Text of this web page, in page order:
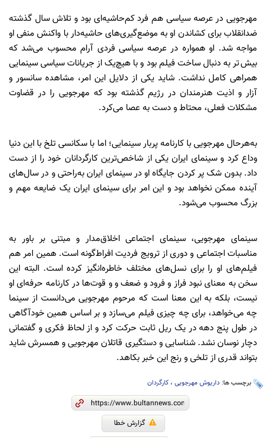
مهرجویی در عرصه سیاسی هم فرد کم‌حاشیه‌ای بود و تلاش سال گذشته
ضدانقلاب برای کشاندن او به موضع‌گیری‌های حاشیه‌دار با واکنش منفی او
مواجه شد. او همواره در عرصه سیاسی فردی آرام محسوب می‌شد که
بیش تر به دنبال ساخت فیلم بود و با هیچ‌یک از جریانات سیاسی سینمایی
همراهی کامل نداشت. شاید یکی از دلایل این امر، مشاهده سانسور و
آزار و اذیت هنرمندان در رژیم گذشته بود که مهرجویی را در قضاوت
مشکلات فعلی، محتاط و دست به عصا می‌کرد.
به‌هرحال مهرجویی با کارنامه پربار سینمایی؛ اما با سکانسی تلخ با این دنیا
وداع کرد و سینمای ایران یکی از شاخص‌ترین کارگردانان خود را از دست
داد. بدون شک پر کردن جایگاه او در سینمای ایران به‌راحتی و در سال‌های
آینده ممکن نخواهد بود و این امر برای سینمای ایران یک ضایعه مهم و
بزرگ محسوب می‌شود.
سینمای مهرجویی، سینمای اجتماعی اخلاق‌مدار و مبتنی بر باور به
مناسبات اجتماعی و دوری از ترویج فردیت افراط‌گونه است. همین امر هم
فیلم‌های او را برای نسل‌های مختلف خاطره‌انگیز کرده است. البته این
سخن به معنای نبود فراز و فرود و ضعف و و قوت‌ها در کارنامه حرفه‌ای او
نیست، بلکه به این معنا است که مرحوم مهرجویی می‌دانست از سینما
چه می‌خواهد، برای چه چیزی فیلم می‌سازد و بر اساس همین خودآگاهی
در طول پنج دهه در یک ریل ثابت حرکت کرد و از لحاظ فکری و گفتمانی
دچار نوسان نشد. شناسایی و دستگیری قاتلان مهرجویی و همسرش شاید
بتواند قدری از تلخی و رنج این خبر بکاهد.
برچسب ها: داریوش مهرجویی ، کارگردان
گزارش خطا